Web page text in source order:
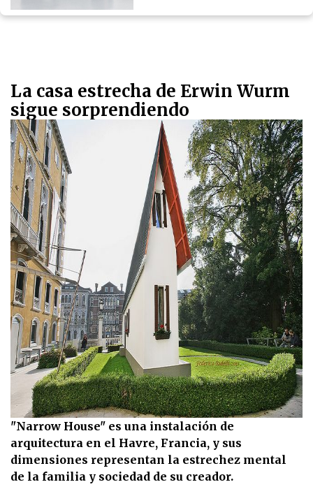
La casa estrecha de Erwin Wurm
sigue sorprendiendo
"Narrow House" es una instalación de
arquitectura en el Havre, Francia, y sus
dimensiones representan la estrechez mental
de la familia y sociedad de su creador.